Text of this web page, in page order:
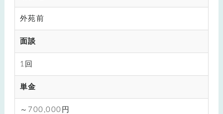
外苑前
面談
1回
単金
～700,000円